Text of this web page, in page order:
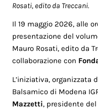
Rosati, edito da Treccani.
Il 19 maggio 2026, alle
presentazione del
Mauro Rosati, edito da
collaborazione con
L’iniziativa, organizzata
Balsamico di Modena
Mazzetti, presidente del